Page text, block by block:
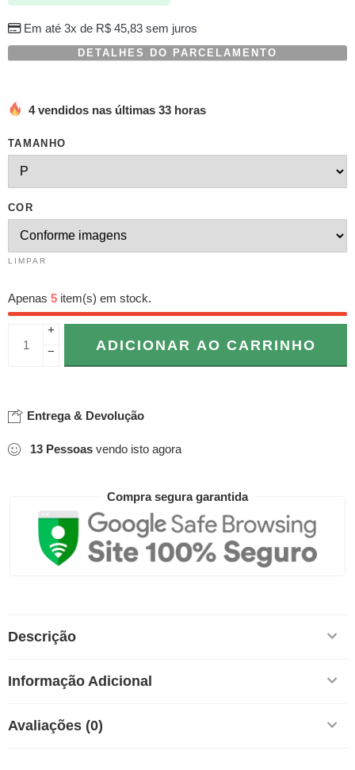
Em até 3x de R$45,83sem juros
DETALHES DO PARCELAMENTO
4 vendidos nas últimas 33 horas
TAMANHO
COR
LIMPAR
Apenas 5 item(s) em stock.
+
−
ADICIONAR AO CARRINHO
Entrega & Devolução
13 Pessoas vendo isto agora
Compra segura garantida
Descrição
Informação Adicional
Avaliações (0)